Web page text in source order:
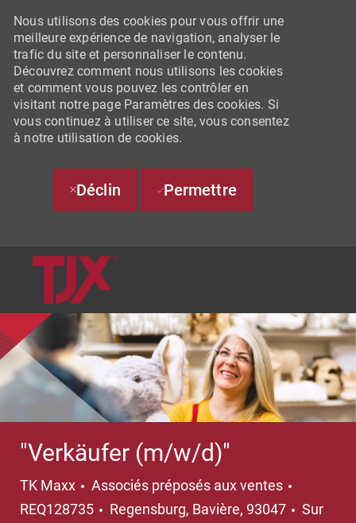
SKIP TO MAIN CONTENT
Nous utilisons des cookies pour vous offrir une
meilleure expérience de navigation, analyser le
trafic du site et personnaliser le contenu.
Découvrez comment nous utilisons les cookies
et comment vous pouvez les contrôler en
visitant notre page Paramètres des cookies. Si
vous continuez à utiliser ce site, vous consentez
à notre utilisation de cookies.
Déclin Permettre
"Verkäufer (m/w/d)"
TK Maxx Catégorie
Associés préposés aux ventes
REQ128735
Emplacement
Regensburg, Bavière, 93047
Sur